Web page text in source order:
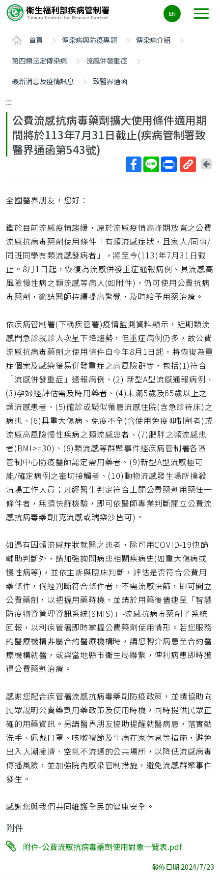
要
ALT+C
EN
首頁 傳染病與防疫專題
傳染病介紹
第四類法定傳染病
流感併發重症
最新消息及疫情訊息
致醫界通函
:::
公費流感抗病毒藥劑擴大使用條件適用期
間將於113年7月31日截止(疾病管制署致
醫界通函第543號)
址
回
全國醫界朋友，您好：
鑑於目前流感疫情趨緩，原於流感疫情高峰期放寬之公費
流感抗病毒藥劑使用條件「有類流感症狀，且家人/同事/
同班同學有類流感發病者」，將至今(113)年7月31日截
止。8月1日起，恢復為流感併發重症通報病例、具流感高
風險慢性病之類流感等病人(如附件)，仍可使用公費抗病
毒藥劑，籲請醫師持續提高警覺，及時給予用藥治療。
依疾病管制署(下稱疾管署)疫情監測資料顯示，近期類流
感門急診就診人次呈下降趨勢，但重症病例仍多，故公費
流感抗病毒藥劑之使用條件自今年8月1日起，將恢復為重
症個案及感染後易併發重症之高風險群等，包括(1)符合
「流感併發重症」通報病例、(2) 新型A型流感通報病例、
(3)孕婦經評估需及時用藥者、(4)未滿5歲及65歲以上之
類流感患者、(5)確診或疑似罹患流感住院(含急診待床)之
病患、(6)具重大傷病、免疫不全(含使用免疫抑制劑者)或
流感高風險慢性疾病之類流感患者、(7)肥胖之類流感患
者(BMI>=30)、(8)類流感等群聚事件經疾病管制署各區
管制中心防疫醫師認定需用藥者、(9)新型A型流感極可
能/確定病例之密切接觸者、(10)動物流感發生場所撲殺
清場工作人員；凡經醫生判定符合上開公費藥劑用藥任一
條件者，無須快篩檢驗，即可依醫師專業判斷開立公費流
感抗病毒藥劑(克流感或瑞樂沙皆可)。
如遇有因類流感症狀就醫之患者，除可用COVID-19快篩
輔助判斷外，請加強詢問病患相關疾病史(如重大傷病或
慢性病等)，並依主訴與臨床判斷，評估是否符合公費用
藥條件，倘經判斷符合條件者，不需流感快篩，即可開立
公費藥劑，以把握用藥時機，並請於用藥後儘速至「智慧
防疫物資管理資訊系統(SMIS)」-流感抗病毒藥劑子系統
回報，以利疾管署即時掌握公費藥劑使用情形。若您服務
的醫療機構非屬合約醫療機構時，請您轉介病患至合約醫
療機構就醫，或與當地縣市衛生局聯繫，俾利病患即時獲
得公費藥劑治療。
感謝您配合疾管署流感抗病毒藥劑防疫政策，並請協助向
民眾說明公費藥劑用藥政策及使用時機，同時提供民眾正
確的用藥資訊。另請醫界朋友協助提醒就醫病患，落實勤
洗手、佩戴口罩、咳嗽禮節及生病在家休息等措施，避免
出入人潮擁擠、空氣不流通的公共場所，以降低流感病毒
傳播風險，並加強院內感染管制措施，避免流感群聚事件
發生。
感謝您與我們共同維護全民的健康安全。
附件
附件-公費流感抗病毒藥劑使用對象一覽表.pdf
發佈日期 2024/7/23